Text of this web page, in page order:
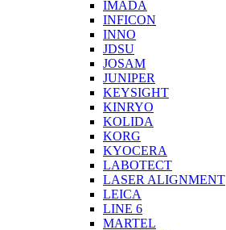
IMADA
INFICON
INNO
JDSU
JOSAM
JUNIPER
KEYSIGHT
KINRYO
KOLIDA
KORG
KYOCERA
LABOTECT
LASER ALIGNMENT
LEICA
LINE 6
MARTEL